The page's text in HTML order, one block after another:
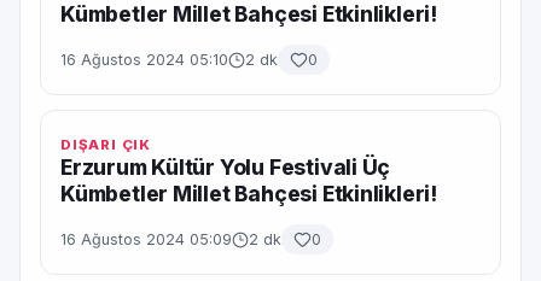
Kümbetler Millet Bahçesi Etkinlikleri!
16 Ağustos 2024 05:10 2 dk 0
DIŞARI ÇIK
Erzurum Kültür Yolu Festivali Üç
Kümbetler Millet Bahçesi Etkinlikleri!
16 Ağustos 2024 05:09 2 dk 0